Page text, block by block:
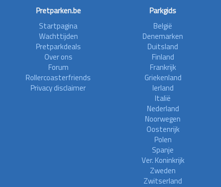
Pretparken.be
Startpagina
Wachttijden
Pretparkdeals
Over ons
Forum
Rollercoasterfriends
Privacy disclaimer
Parkgids
België
Denemarken
Duitsland
Finland
Frankrijk
Griekenland
Ierland
Italië
Nederland
Noorwegen
Oostenrijk
Polen
Spanje
Ver. Koninkrijk
Zweden
Zwitserland